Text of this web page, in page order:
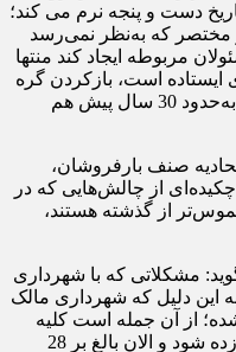
تهران، صنف بارفروشان
دست و پنجه نرم می کند؛
که به‌نظر نمی‌رسد
است، بازکردن گره
مسائلی که به آن اشاره می‌کنیم حتی به‌حدود 30 سال پیش هم
از چالش‌هایی که در
از گذشته هستند،